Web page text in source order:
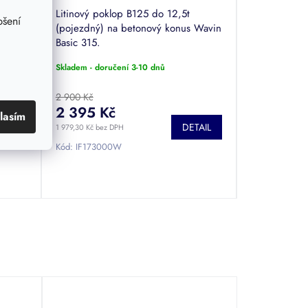
315
Litinový poklop B125 do 12,5t
(pojezdný) na betonový konus Wavin
Basic 315.
Skladem - doručení 3-10 dnů
2 900 Kč
1 979,30 Kč bez DPH
2 395 Kč
DETAIL
Kód: IF173000W